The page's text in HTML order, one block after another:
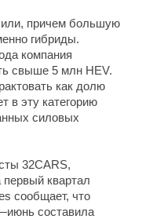
причем большую
гибриды.
компания
свыше 5 млн HEV.
как долю
в эту категорию
силовых
32CARS,
первый квартал
сообщает, что
составила